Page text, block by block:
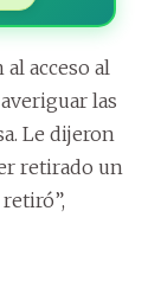
acceso al
las
Le dijeron
retirado un